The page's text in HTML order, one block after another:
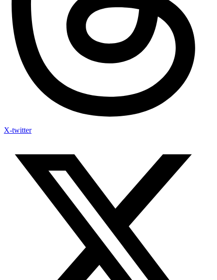
X-twitter